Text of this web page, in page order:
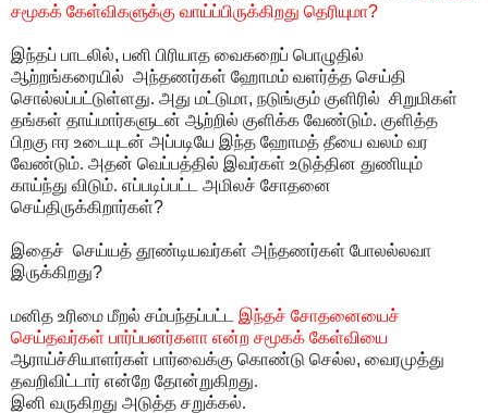
சமூகக் கேள்விகளுக்கு வாய்ப்பிருக்கிறது தெரியுமா?
இந்தப் பாடலில், பனி பிரியாத வைகறைப் பொழுதில்
ஆற்றங்கரையில் அந்தணர்கள் ஹோமம் வளர்த்த செய்தி
சொல்லப்பட்டுள்ளது. அது மட்டுமா, நடுங்கும் குளிரில் சிறுமிகள்
தங்கள் தாய்மார்களுடன் ஆற்றில் குளிக்க வேண்டும். குளித்த
பிறகு ஈர உடையுடன் அப்படியே இந்த ஹோமத் தீயை வலம் வர
வேண்டும். அதன் வெப்பத்தில் இவர்கள் உடுத்தின துணியும்
காய்ந்து விடும். எப்படிப்பட்ட அமிலச் சோதனை
செய்திருக்கிறார்கள்?
இதைச் செய்யத் தூண்டியவர்கள் அந்தணர்கள் போலல்லவா
இருக்கிறது?
மனித உரிமை மீறல் சம்பந்தப்பட்ட இந்தச் சோதனையைச்
செய்தவர்கள் பார்ப்பனர்களா என்ற சமூகக் கேள்வியை
ஆராய்ச்சியாளர்கள் பார்வைக்கு கொண்டு செல்ல, வைரமுத்து
தவறிவிட்டார் என்றே தோன்றுகிறது.
இனி வருகிறது அடுத்த சறுக்கல்.